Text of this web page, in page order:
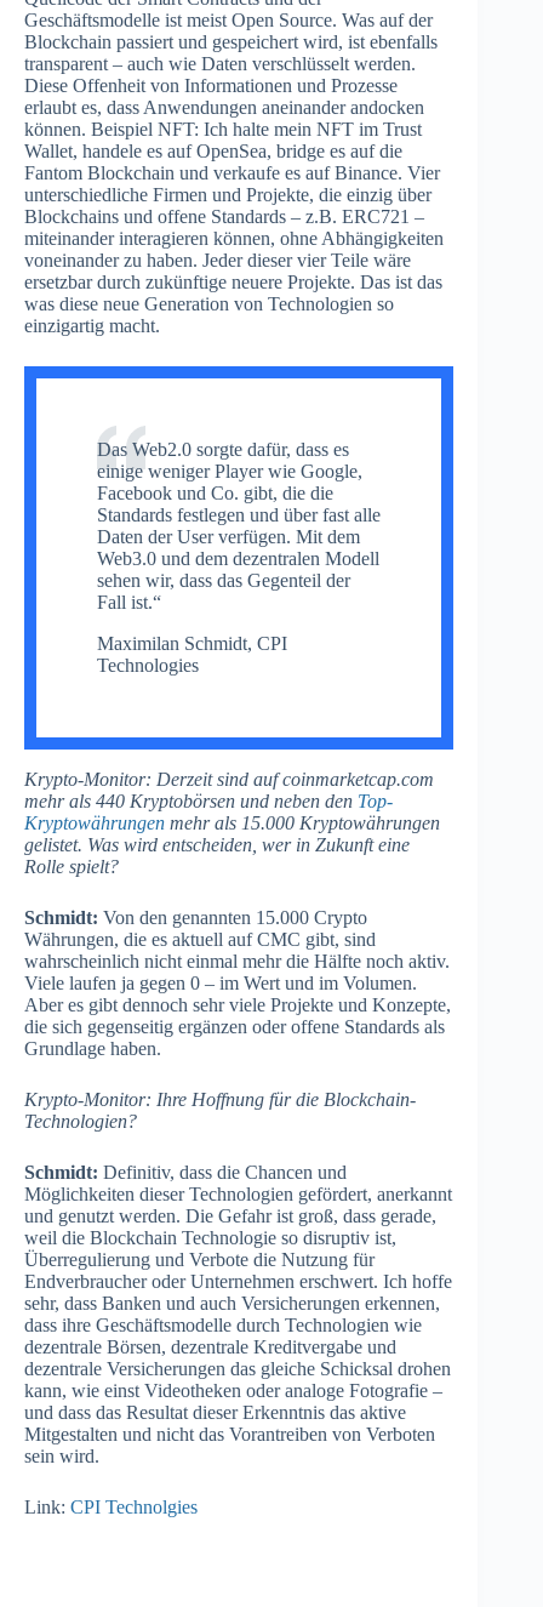
Geschäftsmodelle ist meist Open Source. Was auf der
Blockchain passiert und gespeichert wird, ist ebenfalls
transparent – auch wie Daten verschlüsselt werden.
Diese Offenheit von Informationen und Prozesse
erlaubt es, dass Anwendungen aneinander andocken
können. Beispiel NFT: Ich halte mein NFT im Trust
Wallet, handele es auf OpenSea, bridge es auf die
Fantom Blockchain und verkaufe es auf Binance. Vier
unterschiedliche Firmen und Projekte, die einzig über
Blockchains und offene Standards – z.B. ERC721 –
miteinander interagieren können, ohne Abhängigkeiten
voneinander zu haben. Jeder dieser vier Teile wäre
ersetzbar durch zukünftige neuere Projekte. Das ist das
was diese neue Generation von Technologien so
einzigartig macht.
Das Web2.0 sorgte dafür, dass es
einige weniger Player wie Google,
Facebook und Co. gibt, die die
Standards festlegen und über fast alle
Daten der User verfügen. Mit dem
Web3.0 und dem dezentralen Modell
sehen wir, dass das Gegenteil der
Fall ist.“
Maximilan Schmidt, CPI
Technologies
Krypto-Monitor: Derzeit sind auf coinmarketcap.com
mehr als 440 Kryptobörsen und neben den Top-
Kryptowährungen mehr als 15.000 Kryptowährungen
gelistet. Was wird entscheiden, wer in Zukunft eine
Rolle spielt?
Schmidt: Von den genannten 15.000 Crypto
Währungen, die es aktuell auf CMC gibt, sind
wahrscheinlich nicht einmal mehr die Hälfte noch aktiv.
Viele laufen ja gegen 0 – im Wert und im Volumen.
Aber es gibt dennoch sehr viele Projekte und Konzepte,
die sich gegenseitig ergänzen oder offene Standards als
Grundlage haben.
Krypto-Monitor: Ihre Hoffnung für die Blockchain-
Technologien?
Schmidt: Definitiv, dass die Chancen und
Möglichkeiten dieser Technologien gefördert, anerkannt
und genutzt werden. Die Gefahr ist groß, dass gerade,
weil die Blockchain Technologie so disruptiv ist,
Überregulierung und Verbote die Nutzung für
Endverbraucher oder Unternehmen erschwert. Ich hoffe
sehr, dass Banken und auch Versicherungen erkennen,
dass ihre Geschäftsmodelle durch Technologien wie
dezentrale Börsen, dezentrale Kreditvergabe und
dezentrale Versicherungen das gleiche Schicksal drohen
kann, wie einst Videotheken oder analoge Fotografie –
und dass das Resultat dieser Erkenntnis das aktive
Mitgestalten und nicht das Vorantreiben von Verboten
sein wird.
Link: CPI Technolgies